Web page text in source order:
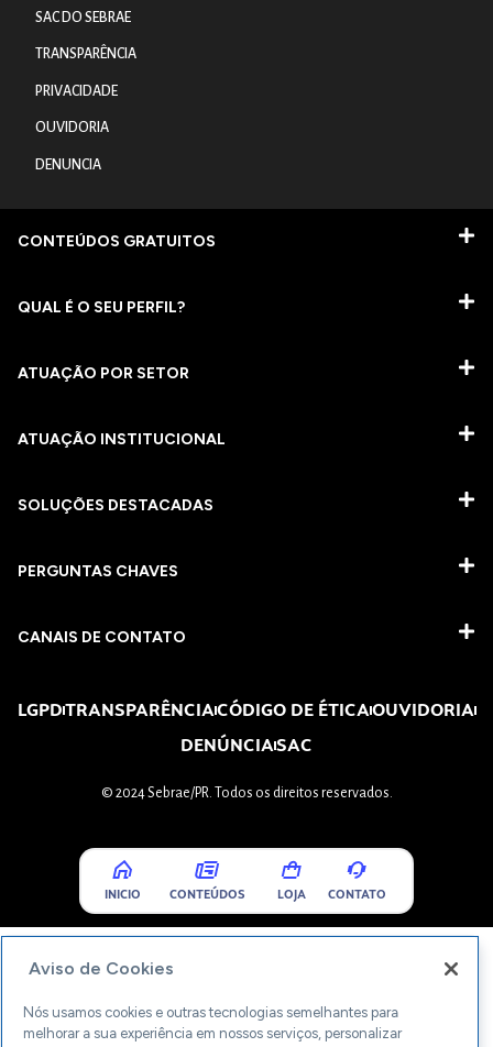
SAC DO SEBRAE
TRANSPARÊNCIA
PRIVACIDADE
OUVIDORIA
DENUNCIA
CONTEÚDOS GRATUITOS
QUAL É O SEU PERFIL?
ATUAÇÃO POR SETOR
ATUAÇÃO INSTITUCIONAL
SOLUÇÕES DESTACADAS
PERGUNTAS CHAVES​
CANAIS DE CONTATO
LGPDTRANSPARÊNCIACÓDIGO DE ÉTICAOUVIDORIA
DENÚNCIASAC
© 2024 Sebrae/PR. Todos os direitos reservados.
INICIO CONTEÚDOS LOJA CONTATO
Aviso de Cookies
Nós usamos cookies e outras tecnologias semelhantes para
melhorar a sua experiência em nossos serviços, personalizar